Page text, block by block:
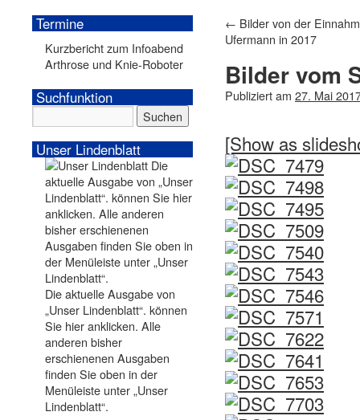
← Bilder von der
Ufermann in 2017
Bilder vom
Publiziert am 27. Mai
[Show as
Termine
Kurzbericht zum Infoabend
Arthrose und Knie-Roboter
Suchfunktion
Unser Lindenblatt
Die aktuelle Ausgabe von
„Unser Lindenblatt“. können
Sie hier anklicken. Alle
anderen bisher
erschienenen Ausgaben
finden Sie oben in der
Menüleiste unter „Unser
Lindenblatt“.